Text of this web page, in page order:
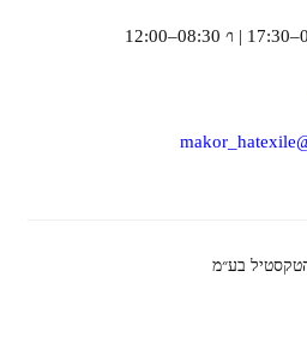
בע״מ